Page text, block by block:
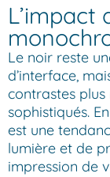
L’impact
Le noir reste
d’interface,
contrastes plus
sophistiqués.
est une
lumière et de
impression de